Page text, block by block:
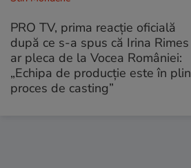
PRO TV, prima reacție oficială
după ce s-a spus că Irina Rimes
ar pleca de la Vocea României:
„Echipa de producție este în plin
proces de casting”